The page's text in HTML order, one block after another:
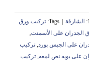
الشارقة Tags: تركيب ورق
الجدران على الأسمنت,
على الجبس بورد, تركيب
على بويه نص لمعه, تركيب